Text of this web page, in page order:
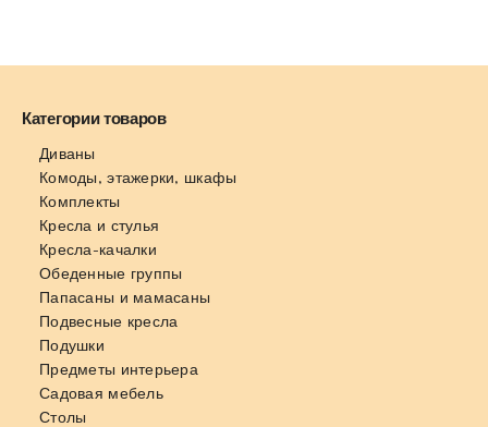
Категории товаров
Диваны
Комоды, этажерки, шкафы
Комплекты
Кресла и стулья
Кресла-качалки
Обеденные группы
Папасаны и мамасаны
Подвесные кресла
Подушки
Предметы интерьера
Садовая мебель
Столы